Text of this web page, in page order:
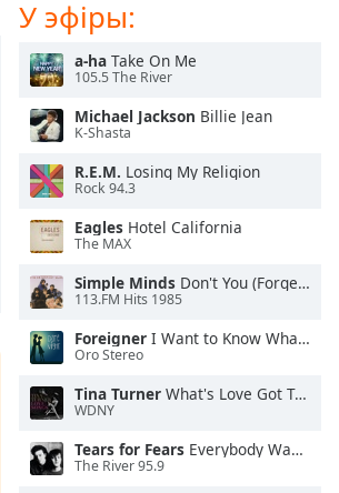
У эфіры:
a-ha Take On Me
105.5 The River
Michael Jackson Billie Jean
K-Shasta
R.E.M. Losing My Religion
Rock 94.3
Eagles Hotel California
The MAX
Simple Minds Don't You (Forget About Me)
113.FM Hits 1985
Foreigner I Want to Know What Love Is
Oro Stereo
Tina Turner What's Love Got To Do With It
WDNY
Tears for Fears Everybody Wants To Rule the World
The River 95.9